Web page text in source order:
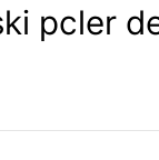
pcler